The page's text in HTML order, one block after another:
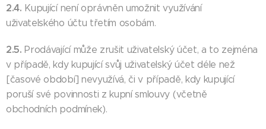
2.4. Kupující není oprávněn umožnit využívání
uživatelského účtu třetím osobám.
2.5.Prodávající může zrušit uživatelský účet, a to zejména
v případě, kdy kupující svůj uživatelský účet déle než
[časové období] nevyužívá, či v případě, kdy kupující
poruší své povinnosti z kupní smlouvy (včetně
obchodních podmínek).